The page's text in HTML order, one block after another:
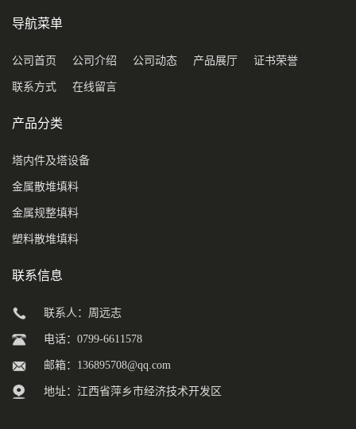
导航菜单
公司首页 公司介绍 公司动态 产品展厅 证书荣誉
联系方式 在线留言
产品分类
塔内件及塔设备
金属散堆填料
金属规整填料
塑料散堆填料
联系信息
联系人：周远志
电话：0799-6611578
邮箱： 136895708@qq.com
地址：江西省萍乡市经济技术开发区